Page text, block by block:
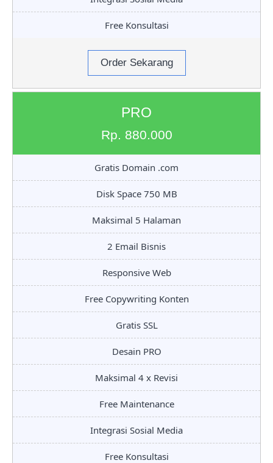
Free Konsultasi
Order Sekarang
PRO
Rp. 880.000
Gratis Domain .com
Disk Space 750 MB
Maksimal 5 Halaman
2 Email Bisnis
Responsive Web
Free Copywriting Konten
Gratis SSL
Desain PRO
Maksimal 4 x Revisi
Free Maintenance
Integrasi Sosial Media
Free Konsultasi